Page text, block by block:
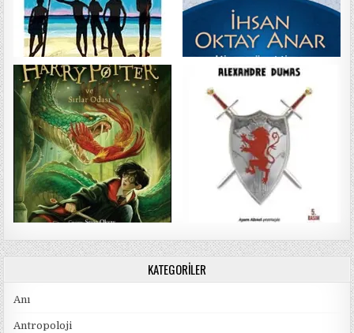
KATEGORILER
Anı
Antropoloji